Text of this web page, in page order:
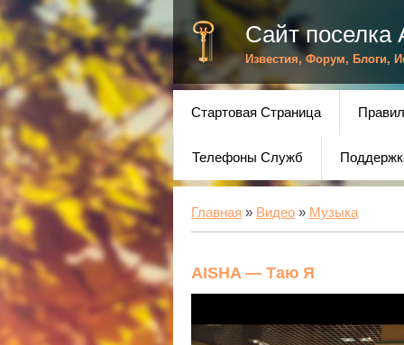
Сайт поселка
Известия, Форум, Блоги,
Стартовая Страница
Телефоны Служб
Главная » Видео » Музыка
AISHA — Таю Я